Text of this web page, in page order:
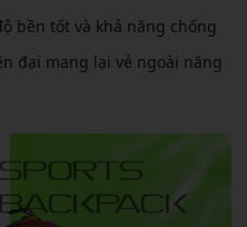
bền tốt và khả năng chống
đại mang lại vẻ ngoài năng